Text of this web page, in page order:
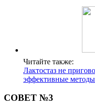
Читайте также:
Лактостаз не
эффективные
СОВЕТ №3